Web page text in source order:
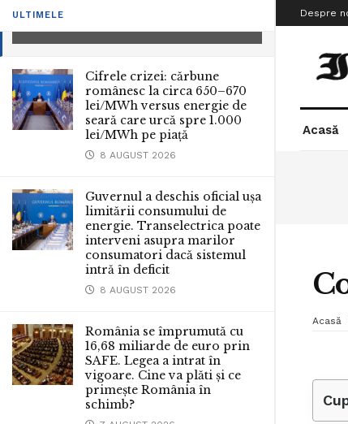
ULTIMELE
Cifrele crizei: cărbune
românesc la circa 650–670
lei/MWh versus energie de
seară care urcă spre 1.000
lei/MWh pe piață
8 AUGUST 2026
Guvernul a deschis oficial ușa
limitării consumului de
energie. Transelectrica poate
interveni asupra marilor
consumatori dacă sistemul
intră în deficit
8 AUGUST 2026
România se împrumută cu
16,68 miliarde de euro prin
SAFE. Legea a intrat în
vigoare. Cine va plăti și ce
primește România în
schimb?
Despre
Acasă
Acasă